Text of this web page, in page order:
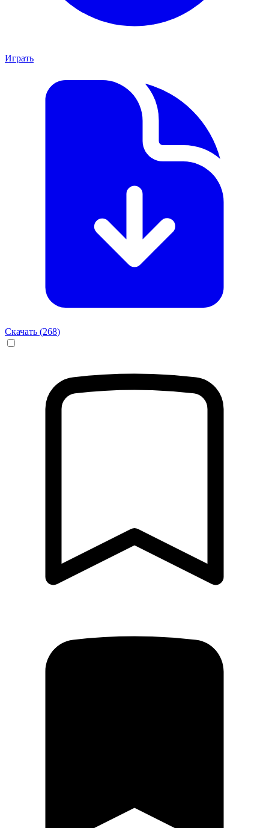
Играть
Скачать (268)